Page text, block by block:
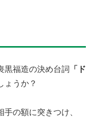
黒福造の決め台詞
「ド
ょうか？
の額に突きつけ、